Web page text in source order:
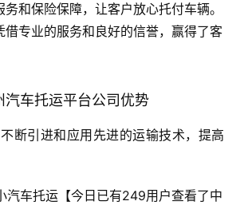
和保险保障，让客户放心托付车辆。
借专业的服务和良好的信誉，赢得了客
汽车托运平台公司优势
断引进和应用先进的运输技术，提高